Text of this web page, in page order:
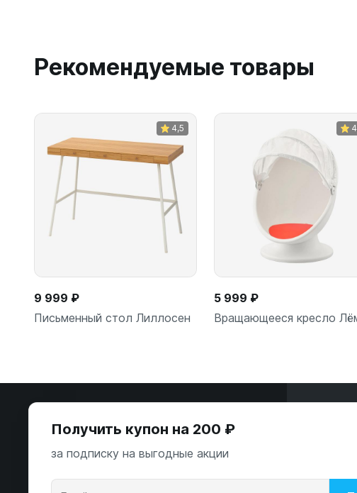
Рекомендуемые товары
4,5
9 999 ₽
Письменный стол Лиллосен
5 999 ₽
Вращающееся кресло
защищены
Получить купон на 200 ₽
за подписку на выгодные акции